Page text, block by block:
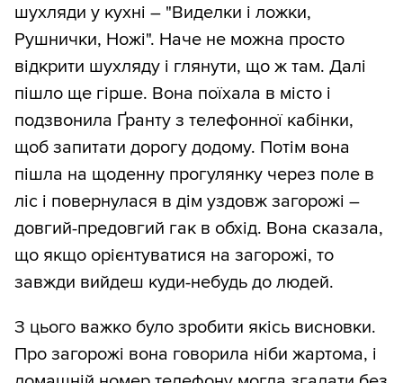
шухляди у кухні – "Виделки і ложки,
Рушнички, Ножі". Наче не можна просто
відкрити шухляду і глянути, що ж там. Далі
пішло ще гірше. Вона поїхала в місто і
подзвонила Ґранту з телефонної кабінки,
щоб запитати дорогу додому. Потім вона
пішла на щоденну прогулянку через поле в
ліс і повернулася в дім уздовж загорожі –
довгий-предовгий гак в обхід. Вона сказала,
що якщо орієнтуватися на загорожі, то
завжди вийдеш куди-небудь до людей.
З цього важко було зробити якісь висновки.
Про загорожі вона говорила ніби жартома, і